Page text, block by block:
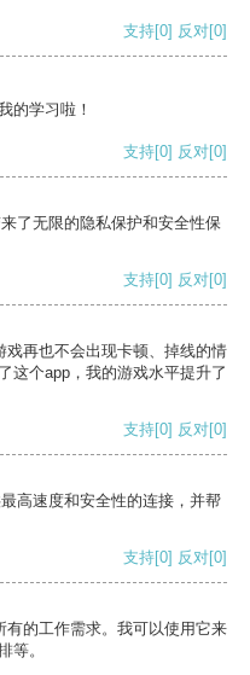
支持[0] 反对[0]
的学习啦！
支持[0] 反对[0]
了无限的隐私保护和安全性保
支持[0] 反对[0]
再也不会出现卡顿、掉线的情
这个app，我的游戏水平提升了
支持[0] 反对[0]
高速度和安全性的连接，并帮
支持[0] 反对[0]
的工作需求。我可以使用它来
等。